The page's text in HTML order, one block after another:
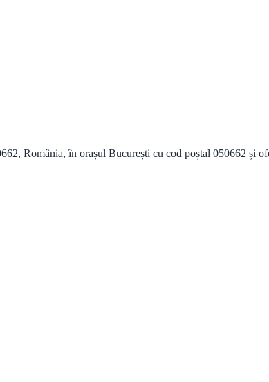
România, în orașul București cu cod poștal 050662 și